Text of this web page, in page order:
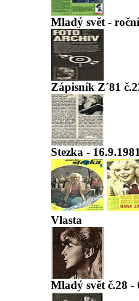
Mladý svět -
Zápisník Z´81
Stezka -
Vlasta
Mladý svět č.28 -